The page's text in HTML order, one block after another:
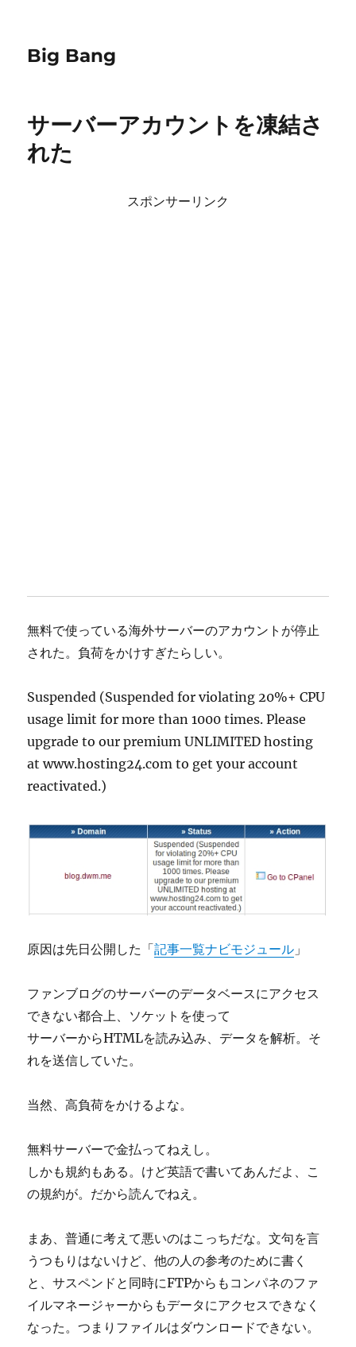
Big Bang
サーバーアカウントを凍結さ
れた
スポンサーリンク
無料で使っている海外サーバーのアカウントが停止
された。負荷をかけすぎたらしい。
Suspended (Suspended for violating 20%+ CPU
usage limit for more than 1000 times. Please
upgrade to our premium UNLIMITED hosting
at www.hosting24.com to get your account
reactivated.)
原因は先日公開した「記事一覧ナビモジュール 」
ファンブログのサーバーのデータベースにアクセス
できない都合上、ソケットを使って
サーバーからHTMLを読み込み、データを解析。そ
れを送信していた。
当然、高負荷をかけるよな。
無料サーバーで金払ってねえし。
しかも規約もある。けど英語で書いてあんだよ、こ
の規約が。だから読んでねえ。
まあ、普通に考えて悪いのはこっちだな。文句を言
うつもりはないけど、他の人の参考のために書く
と、サスペンドと同時にFTPからもコンパネのファ
イルマネージャーからもデータにアクセスできなく
なった。つまりファイルはダウンロードできない。